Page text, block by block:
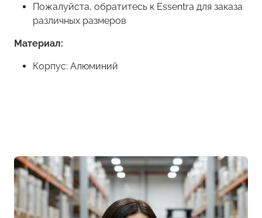
Пожалуйста, обратитесь к Essentra для заказа
различных размеров
Материал:
Корпус: Алюминий